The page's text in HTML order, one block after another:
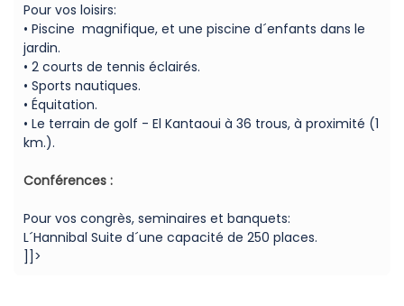
Pour vos loisirs:
• Piscine magnifique, et une piscine d´enfants dans le
jardin.
• 2 courts de tennis éclairés.
• Sports nautiques.
• Équitation.
• Le terrain de golf - El Kantaoui à 36 trous, à proximité (1
km.).
Conférences :
Pour vos congrès, seminaires et banquets:
L´Hannibal Suite d´une capacité de 250 places.
]]>